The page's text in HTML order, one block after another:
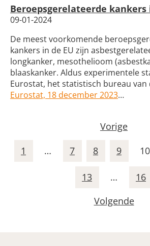
Beroepsgerelateerde kankers
09-01-2024
De meest voorkomende
kankers in de EU zijn
longkanker, mesothelioom
blaaskanker. Aldus experimentele
Eurostat, het statistisch bureau van
Eurostat, 18 december 2023…
Vorige
1
… 7 8 9 10
13 …
16
Volgende